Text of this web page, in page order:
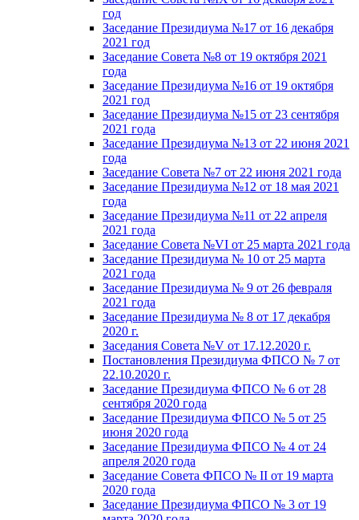
год
Заседание Президиума №17 от 16 декабря
2021 год
Заседание Совета №8 от 19 октября 2021
года
Заседание Президиума №16 от 19 октября
2021 год
Заседание Президиума №15 от 23 сентября
2021 года
Заседание Президиума №13 от 22 июня 2021
года
Заседание Совета №7 от 22 июня 2021 года
Заседание Президиума №12 от 18 мая 2021
года
Заседание Президиума №11 от 22 апреля
2021 года
Заседание Совета №VI от 25 марта 2021 года
Заседание Президиума № 10 от 25 марта
2021 года
Заседание Президиума № 9 от 26 февраля
2021 года
Заседание Президиума № 8 от 17 декабря
2020 г.
Заседания Совета №V от 17.12.2020 г.
Постановления Президиума ФПСО № 7 от
22.10.2020 г.
Заседание Президиума ФПСО № 6 от 28
сентября 2020 года
Заседание Президиума ФПСО № 5 от 25
июня 2020 года
Заседание Президиума ФПСО № 4 от 24
апреля 2020 года
Заседание Совета ФПСО № II от 19 марта
2020 года
Заседание Президиума ФПСО № 3 от 19